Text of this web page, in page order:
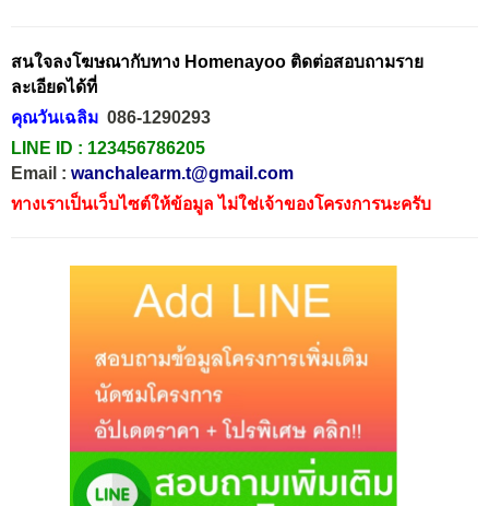
สนใจลงโฆษณากับทาง Homenayoo ติดต่อสอบถามราย
ละเอียดได้ที่
คุณวันเฉลิม 086-1290293
LINE ID : 123456786205
Email : wanchalearm.t@gmail.com
ทางเราเป็นเว็บไซต์ให้ข้อมูล ไม่ใช่เจ้าของโครงการนะครับ